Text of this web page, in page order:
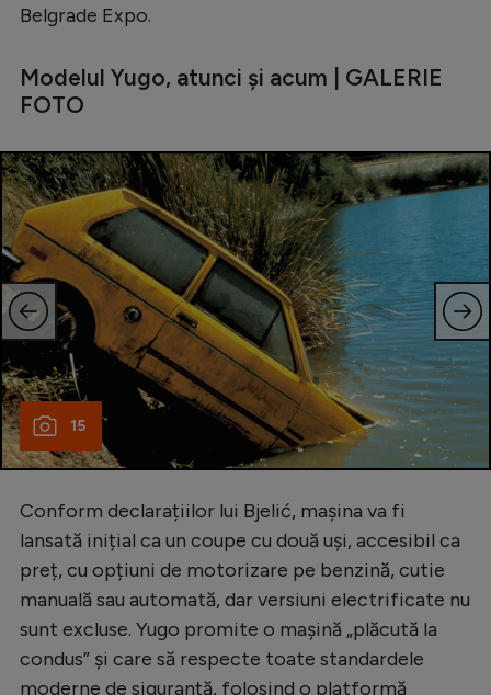
Belgrade Expo.
Modelul Yugo, atunci și acum | GALERIE
FOTO
15
Conform declarațiilor lui Bjelić, mașina va fi
lansată inițial ca un coupe cu două uși, accesibil ca
preț, cu opțiuni de motorizare pe benzină, cutie
manuală sau automată, dar versiuni electrificate nu
sunt excluse. Yugo promite o mașină „plăcută la
condus” și care să respecte toate standardele
moderne de siguranță, folosind o platformă